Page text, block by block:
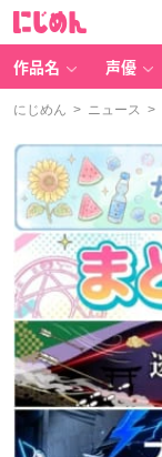
作品名 声優
にじめん > ニュース >